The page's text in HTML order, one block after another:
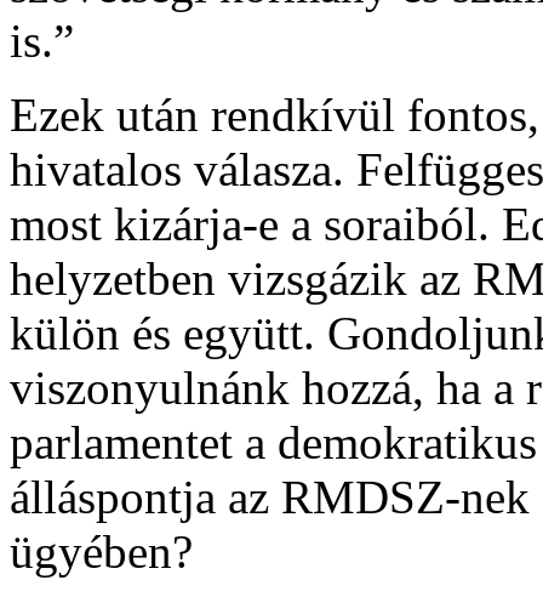
is.”
Ezek után rendkívül
hivatalos válasza.
most kizárja-e a soraiból.
helyzetben vizsgázik az
külön és együtt.
viszonyulnánk hozzá, ha a
parlamentet a
álláspontja az RMDSZ-
ügyében?